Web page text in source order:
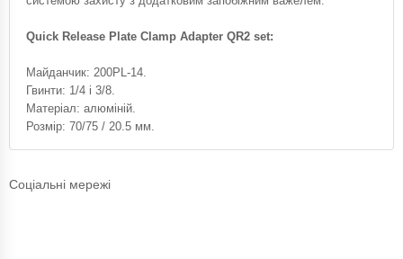
Quick Release Plate Clamp Adapter QR2 set:
Майданчик: 200PL-14.
Гвинти: 1/4 і 3/8.
Матеріал: алюміній.
Розмір: 70/75 / 20.5 мм.
Соціальні мережі